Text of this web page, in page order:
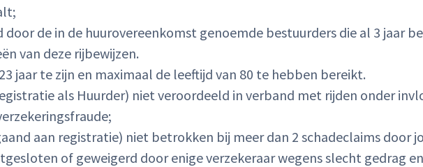
de in de huurovereenkomst genoemde bestuurders die al 3 jaar
van deze rijbewijzen.
jaar te zijn en maximaal de leeftijd van 80 te hebben bereikt.
als Huurder) niet veroordeeld in verband met rijden onder
aan registratie) niet betrokken bij meer dan 2 schadeclaims door
of geweigerd door enige verzekeraar wegens slecht gedrag